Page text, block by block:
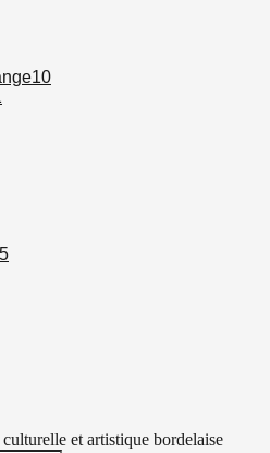
10
5
et artistique bordelaise